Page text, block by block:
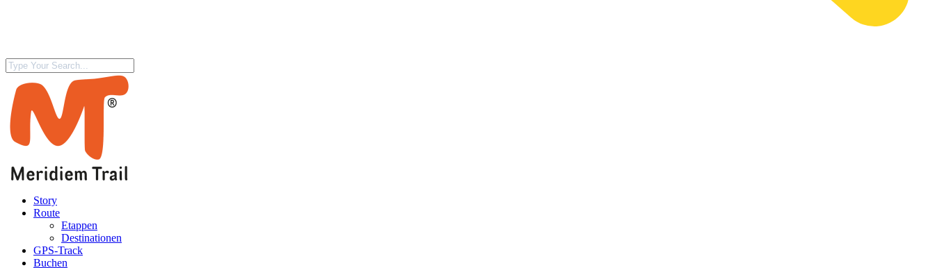
Story
Route
Etappen
Destinationen
GPS-Track
Buchen